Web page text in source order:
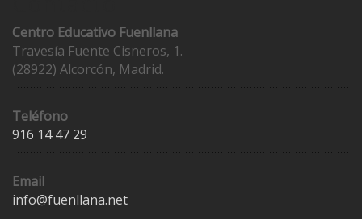
Centro Educativo Fuenllana
Travesía Fuente Cisneros, 1.
(28922) Alcorcón, Madrid.
Teléfono
916 14 47 29
Email
info@fuenllana.net